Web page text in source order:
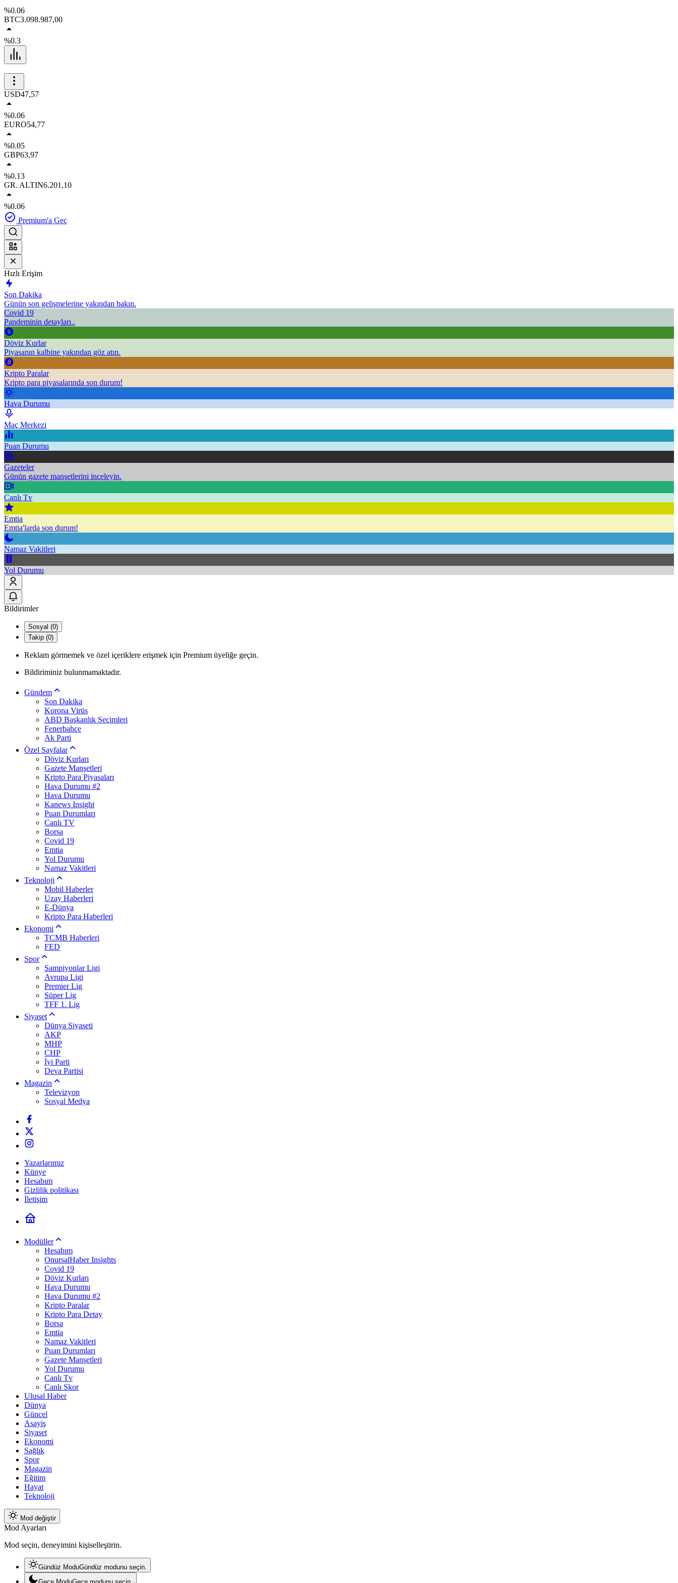
%0.06
BTC3.098.987,00
%0.3
USD47,57
%0.06
EURO54,77
%0.05
GBP63,97
%0.13
GR. ALTIN6.201,10
%0.06
Premium'a Geç
Hızlı Erişim
Son Dakika
Günün son gelişmelerine yakından bakın.
Covid 19
Pandeminin detayları..
Döviz Kurlar
Piyasanın kalbine yakından göz atın.
Kripto Paralar
Kripto para piyasalarında son durum!
Hava Durumu
Maç Merkezi
Puan Durumu
Gazeteler
Günün gazete manşetlerini inceleyin.
Canlı Tv
Emtia
Emtia'larda son durum!
Namaz Vakitleri
Yol Durumu
Bildirimler
Sosyal (0)
Takip (0)
Reklam görmemek ve özel içeriklere erişmek için Premium üyeliğe geçin.
Bildiriminiz bulunmamaktadır.
Gündem
Son Dakika
Korona Virüs
ABD Başkanlık Seçimleri
Fenerbahçe
Ak Parti
Özel Sayfalar
Döviz Kurları
Gazete Manşetleri
Kripto Para Piyasaları
Hava Durumu #2
Hava Durumu
Kanews Insight
Puan Durumları
Canlı TV
Borsa
Covid 19
Emtia
Yol Durumu
Namaz Vakitleri
Teknoloji
Mobil Haberler
Uzay Haberleri
E-Dünya
Kripto Para Haberleri
Ekonomi
TCMB Haberleri
FED
Spor
Şampiyonlar Ligi
Avrupa Ligi
Premier Lig
Süper Lig
TFF 1. Lig
Siyaset
Dünya Siyaseti
AKP
MHP
CHP
İyi Parti
Deva Partisi
Magazin
Televizyon
Sosyal Medya
Yazarlarımız
Künye
Hesabım
Gizlilik politikası
İletişim
Modüller
Hesabım
OnursalHaber Insights
Covid 19
Döviz Kurları
Hava Durumu
Hava Durumu #2
Kripto Paralar
Kripto Para Detay
Borsa
Emtia
Namaz Vakitleri
Puan Durumları
Gazete Manşetleri
Yol Durumu
Canlı Tv
Canlı Skor
Ulusal Haber
Dünya
Güncel
Asayiş
Siyaset
Ekonomi
Sağlık
Spor
Magazin
Eğitim
Hayat
Teknoloji
Mod değiştir
Mod Ayarları
Mod seçin, deneyimini kişiselleştirin.
Gündüz ModuGündüz modunu seçin.